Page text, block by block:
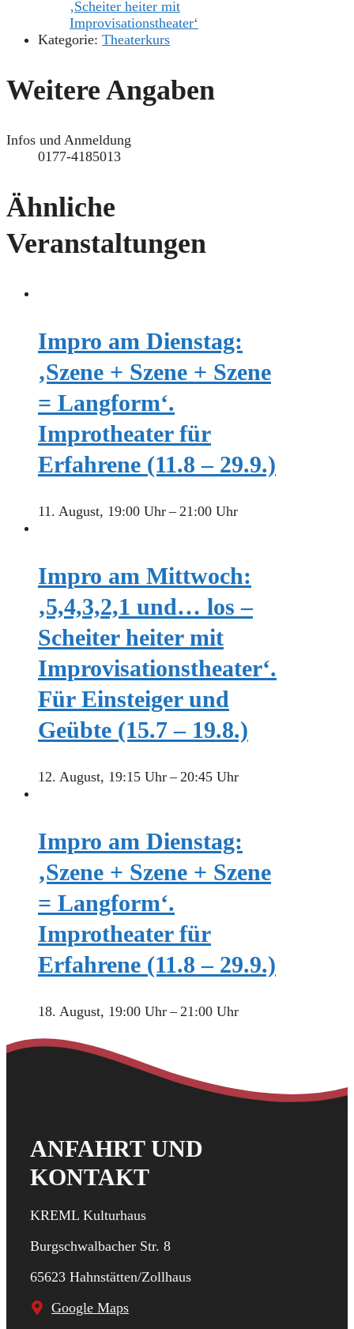
‚Scheiter heiter mit
Improvisationstheater‘
Kategorie: Theaterkurs
Weitere Angaben
Infos und Anmeldung
0177-4185013
Ähnliche
Veranstaltungen
Impro am Dienstag:
‚Szene + Szene + Szene
= Langform‘.
Improtheater für
Erfahrene (11.8 – 29.9.)
11. August, 19:00 Uhr– 21:00 Uhr
Impro am Mittwoch:
‚5,4,3,2,1 und… los –
Scheiter heiter mit
Improvisationstheater‘.
Für Einsteiger und
Geübte (15.7 – 19.8.)
12. August, 19:15 Uhr– 20:45 Uhr
Impro am Dienstag:
‚Szene + Szene + Szene
= Langform‘.
Improtheater für
Erfahrene (11.8 – 29.9.)
18. August, 19:00 Uhr– 21:00 Uhr
ANFAHRT UND
KONTAKT
KREML Kulturhaus
Burgschwalbacher Str. 8
65623 Hahnstätten/Zollhaus
Google Maps